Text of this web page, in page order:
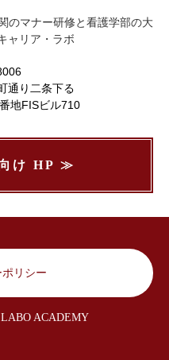
通り二条下る
地FISビル710
け HP ≫
リシー
ACADEMY